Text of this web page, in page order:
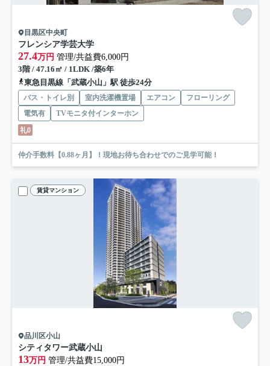
目黒区中央町
フレンシア学芸大学
27.4万円 管理/共益費6,000円
3階 / 47.16㎡ / 1LDK /築6年
東急目黒線「武蔵小山」駅 徒歩24分
バス・トイレ別 室内洗濯機置場 エアコン
フローリング
電気有
TVモニタ付インターホン
礼0
仲介手数料【0.88ヶ月】！現地お待ち合わせでのご見学可能！
賃貸マンション
品川区小山
シティタワー武蔵小山
13万円 管理/共益費15,000円